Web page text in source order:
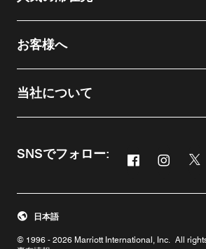
お客様へ
当社について
SNSでフォロー: Facebook
新しいウィン
新しい
© 1996 - 2026 Marriott International, Inc. All
日本語